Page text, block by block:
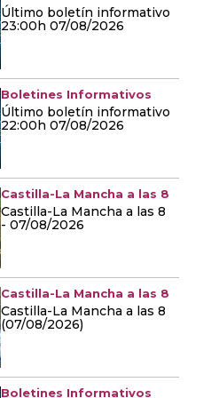
Último boletín informativo
23:00h 07/08/2026
Boletines Informativos
Último boletín informativo
22:00h 07/08/2026
Castilla-La Mancha a las 8
Castilla-La Mancha a las 8
- 07/08/2026
Castilla-La Mancha a las 8
Castilla-La Mancha a las 8
(07/08/2026)
Boletines Informativos